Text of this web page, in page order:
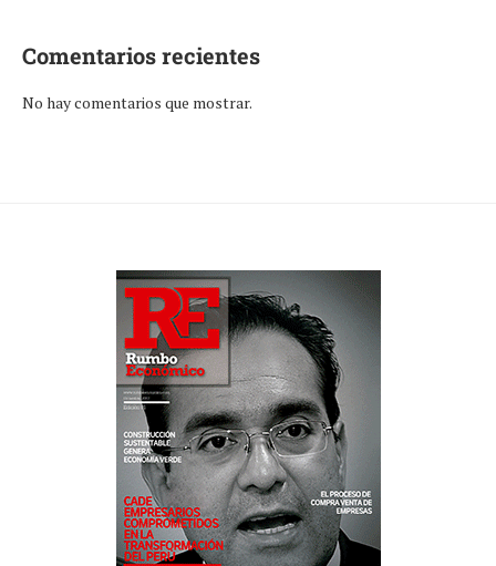
Comentarios recientes
No hay comentarios que mostrar.